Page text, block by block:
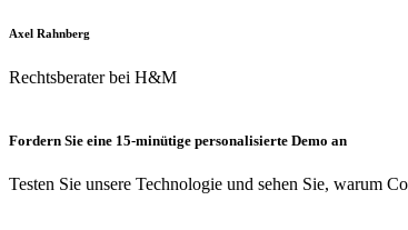
Axel Rahnberg
Rechtsberater bei H&M
Fordern Sie eine 15-minütige personalisierte Demo an
Testen Sie unsere Technologie und sehen Sie, warum